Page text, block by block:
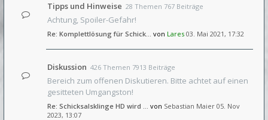
Tipps und Hinweise 28 Themen 767 Beiträge
Achtung, Spoiler-Gefahr!
Re: Komplettlösung für Schick… von Lares 03. Mai 2021, 17:32
Diskussion 426 Themen 7913 Beiträge
Bereich zum offenen Diskutieren. Bitte achtet auf einen
gesitteten Umgangston!
Re: Schicksalsklinge HD wird … von Sebastian Maier 05. Nov
2023, 13:07